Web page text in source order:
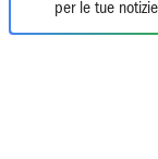
per le tue